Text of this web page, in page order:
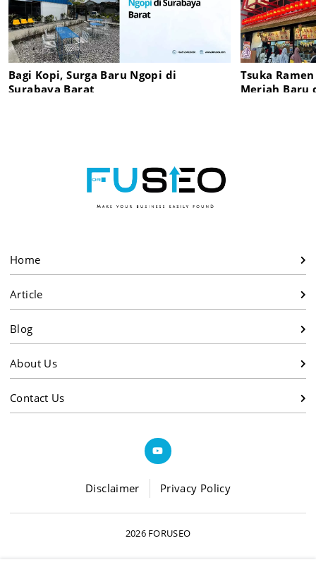
Bagi Kopi, Surga Baru Ngopi di
Surabaya Barat
Tsuka
Meriah Baru
Home
Article
Blog
About Us
Contact Us
Disclaimer Privacy Policy
2026 FORUSEO